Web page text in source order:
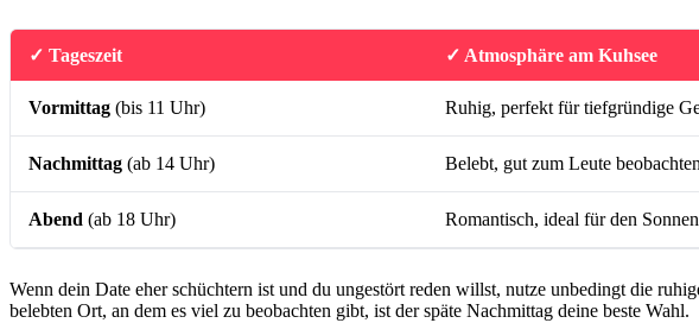
✓ Tageszeit ✓ Atmosphäre am Kuhsee
Vormittag (bis 11 Uhr) Ruhig, perfekt für tiefgründige
Nachmittag (ab 14 Uhr) Belebt, gut zum Leute beobachten
Abend (ab 18 Uhr) Romantisch, ideal für den
Wenn dein Date eher schüchtern ist und du ungestört reden willst, nutze unbedingt die
belebten Ort, an dem es viel zu beobachten gibt, ist der späte Nachmittag deine beste Wahl.